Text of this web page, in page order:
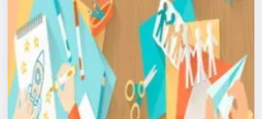
Площадки
Артисты
Рейтинги